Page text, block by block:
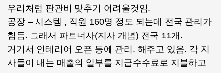
우리처럼 판관비 맞추기 어려울것임.
공장 – 시스템 , 직원 160명 정도 되는데 전국 관리가
힘듬. 그래서 파트너사(지사 개념) 전국 11개.
거기서 인테리어 오픈 등에 관리. 해주고 있음. 각 지
사들이 내는 매출의 일부를 지급수수료로 지불하고